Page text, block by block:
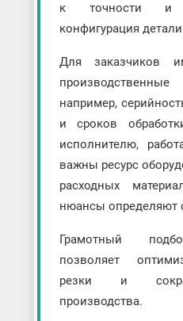
к точности и
конфигурация
Для заказчиков
например,
и сроков
исполнителю,
важны ресурс
расходных
нюансы определяют
Грамотный
позволяет
резки и
производства.